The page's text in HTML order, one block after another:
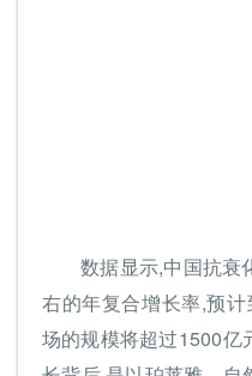
数据显示,中国抗衰
右的年复合增长率,预
场的规模将超过1500亿